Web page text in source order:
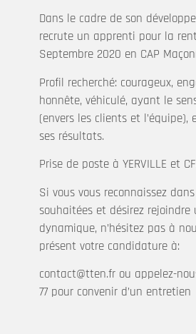
Dans le cadre de son
recrute un apprenti pour la
Septembre 2020 en CAP
Profil recherché: courageux,
honnête, véhiculé, ayant le
(envers les clients et l’équipe),
ses résultats.
Prise de poste à YERVILLE et
Si vous vous reconnaissez
souhaitées et désirez rejoindre
dynamique, n’hésitez pas à
présent votre candidature à:
contact@tten.fr ou appelez-
77 pour convenir d’un entretien